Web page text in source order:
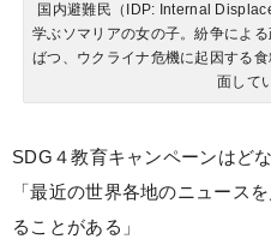
国内避難民（IDP: Internal
学ぶソマリアの女の子。紛争によ
ばつ、ウクライナ危機に起因する
面して
SDG４教育キャンペーンはど
「最近の世界各地のニュース
ることがある」